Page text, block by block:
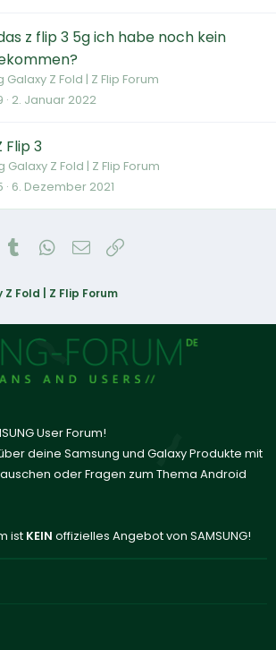
z flip 3 5g ich habe noch kein
Galaxy Z Fold | Z Flip Forum
2. Januar 2022
Flip 3
Galaxy Z Fold | Z Flip Forum
6. Dezember 2021
Pinterest
Tumblr WhatsApp
E-Mail
Fold | Z Flip Forum
User Forum!
deine Samsung und Galaxy Produkte mit
oder Fragen zum Thema Android
ist KEIN offizielles Angebot von SAMSUNG!